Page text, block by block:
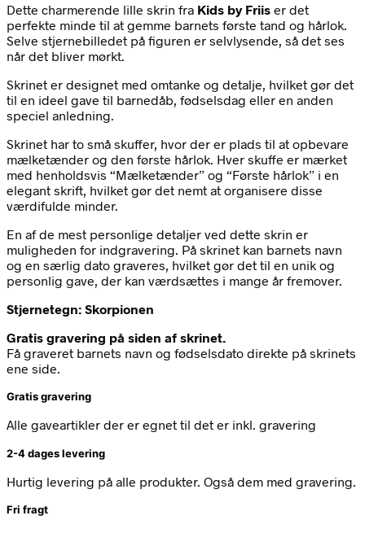
Dette charmerende lille skrin fra Kids by Friis er det
perfekte minde til at gemme barnets første tand og hårlok.
Selve stjernebilledet på figuren er selvlysende, så det ses
når det bliver mørkt.
Skrinet er designet med omtanke og detalje, hvilket gør det
til en ideel gave til barnedåb, fødselsdag eller en anden
speciel anledning.
Skrinet har to små skuffer, hvor der er plads til at opbevare
mælketænder og den første hårlok. Hver skuffe er mærket
med henholdsvis “Mælketænder” og “Første hårlok” i en
elegant skrift, hvilket gør det nemt at organisere disse
værdifulde minder.
En af de mest personlige detaljer ved dette skrin er
muligheden for indgravering. På skrinet kan barnets navn
og en særlig dato graveres, hvilket gør det til en unik og
personlig gave, der kan værdsættes i mange år fremover.
Stjernetegn: Skorpionen
Gratis gravering på siden af skrinet.
Få graveret barnets navn og fødselsdato direkte på skrinets
ene side.
Gratis gravering
Alle gaveartikler der er egnet til det er inkl. gravering
2-4 dages levering
Hurtig levering på alle produkter. Også dem med gravering.
Fri fragt